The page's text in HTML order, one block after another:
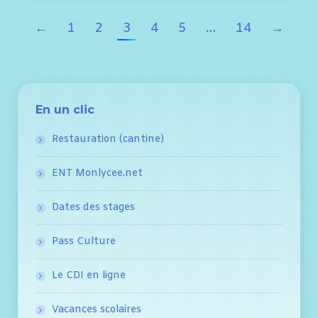
← 1 2 3 4 5 … 14 →
En un clic
Restauration (cantine)
ENT Monlycee.net
Dates des stages
Pass Culture
Le CDI en ligne
Vacances scolaires